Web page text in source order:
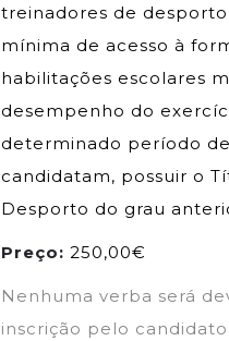
treinadores de
mínima de acesso à
habilitações escolares
desempenho do
determinado período
candidatam, possuir o
Desporto do grau
Preço: 250,00€
Nenhuma verba será
inscrição pelo candidato.